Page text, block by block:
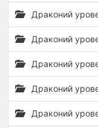
Драконий
Драконий
Драконий
Драконий
Драконий